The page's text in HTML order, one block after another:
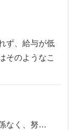
ず、給与が低
そのようなこ
なく、努…